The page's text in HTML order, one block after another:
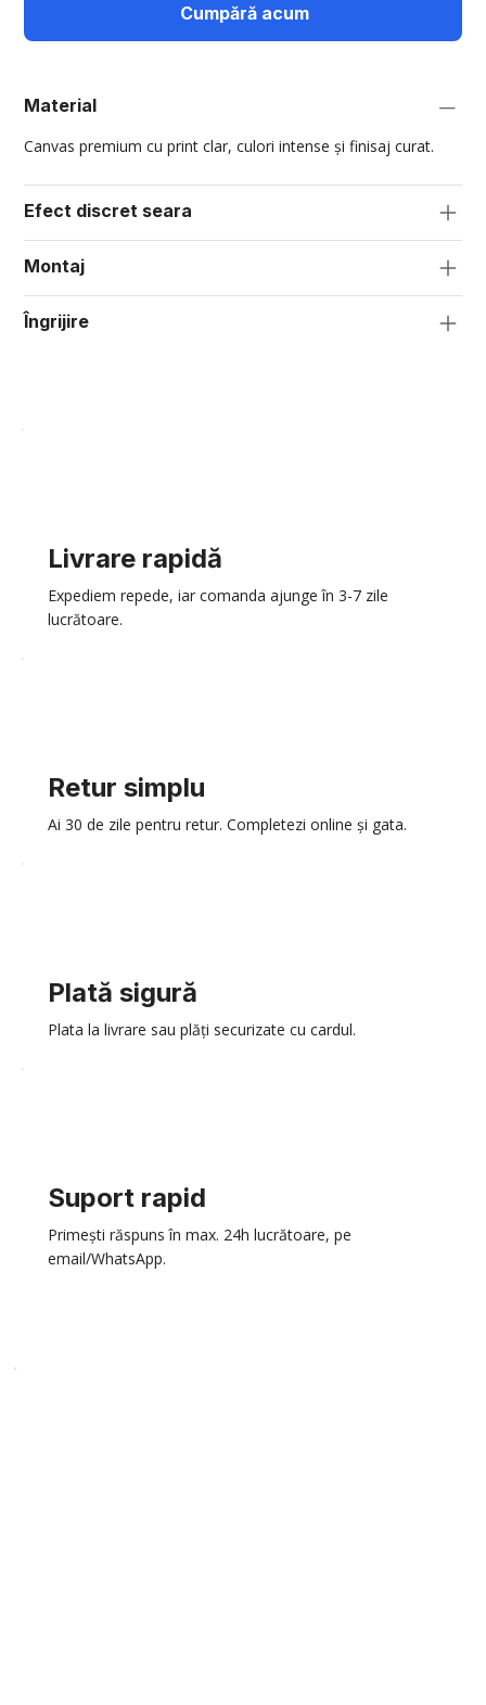
Cumpără acum
Material
Canvas premium cu print clar, culori intense și finisaj curat.
Efect discret seara
Montaj
Îngrijire
Livrare rapidă
Expediem repede, iar comanda ajunge în 3-7 zile
lucrătoare.
Retur simplu
Ai 30 de zile pentru retur. Completezi online și gata.
Plată sigură
Plata la livrare sau plăți securizate cu cardul.
Suport rapid
Primești răspuns în max. 24h lucrătoare, pe
email/WhatsApp.